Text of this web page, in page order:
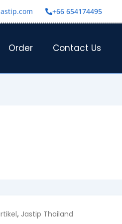
+66 654174495
Order Contact Us
, Jastip Thailand